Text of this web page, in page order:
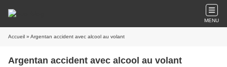
MENU
Accueil » Argentan accident avec alcool au volant
Argentan accident avec alcool au volant